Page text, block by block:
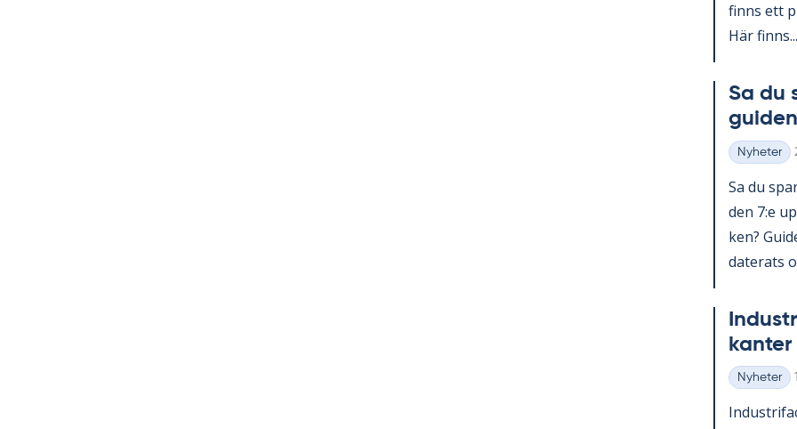
fin­ns ett
Här fin­ns...
Sa du
Kategorier
Nyheter
Sa du
den 7:e
ken?
da­te­ra­ts
Kategorier
Nyheter